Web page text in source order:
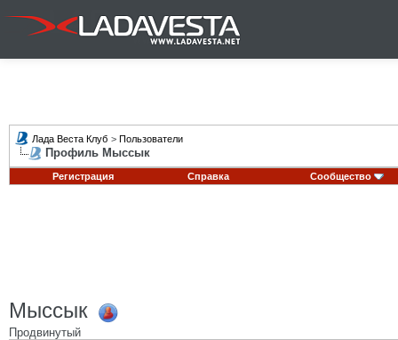
Лада Веста Клуб > Пользователи
Профиль Мыссык
Регистрация Справка Сообщество
Мыссык
Продвинутый